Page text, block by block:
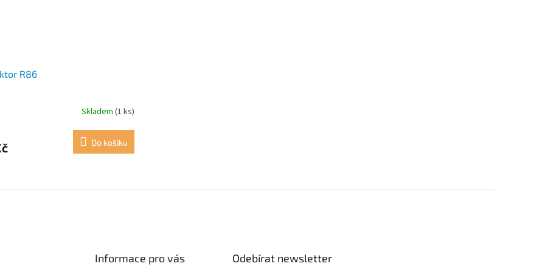
R86
Skladem (1 ks)
Do košíku
v
Informace pro vás Odebírat newsletter